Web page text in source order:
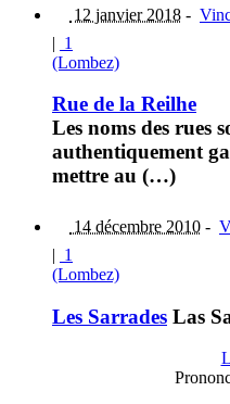
12 janvier 2018 -
| 1
(Lombez)
Rue de la Reilhe
Les noms des rues
authentiquement
mettre au (…)
14 décembre 2010 -
| 1
(Lombez)
Les Sarrades Las